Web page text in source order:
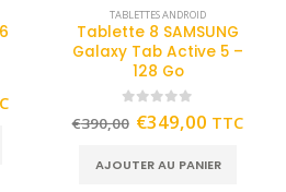
TABLETTES ANDROID
Tablette 8 SAMSUNG
Galaxy Tab Active 5 –
128 Go
out of 5
€390,00 €349,00 TTC
AJOUTER AU PANIER